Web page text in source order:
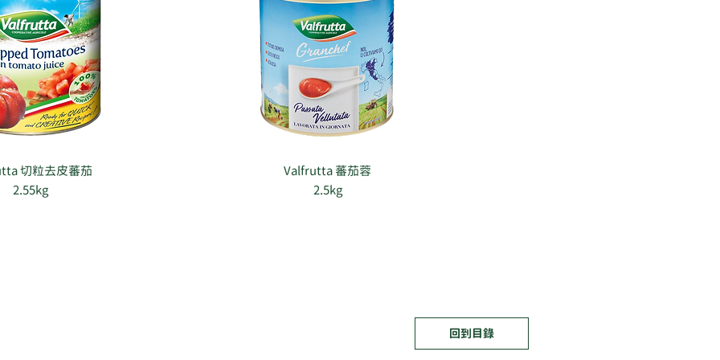
切粒去皮蕃茄
​2.55kg
Valfrutta蕃茄蓉
2.5kg
回到目錄